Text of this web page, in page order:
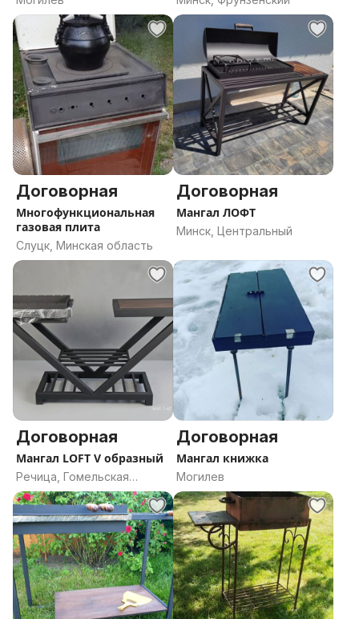
Договорная
Многофункциональная
газовая плита
Слуцк, Минская область
Договорная
Мангал ЛОФТ
Минск, Центральный
Договорная
Мангал LOFT V образный
Речица, Гомельская
область
Договорная
Мангал книжка
Могилев